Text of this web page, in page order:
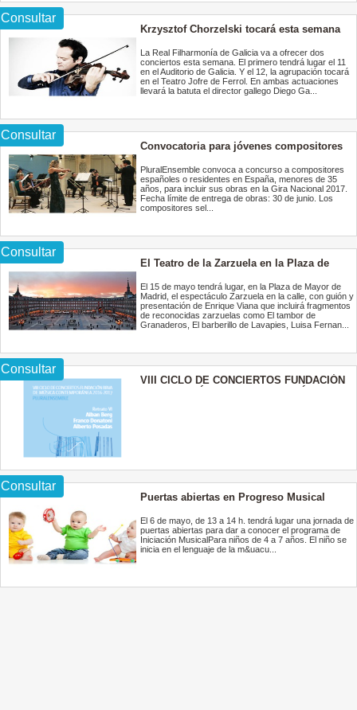
Consultar
Krzysztof Chorzelski tocará esta semana
La Real Filharmonía de Galicia va a ofrecer dos
conciertos esta semana. El primero tendrá lugar el 11
en el Auditorio de Galicia. Y el 12, la agrupación tocará
en el Teatro Jofre de Ferrol. En ambas actuaciones
llevará la batuta el director gallego Diego Ga...
Consultar
Convocatoria para jóvenes compositores
PluralEnsemble convoca a concurso a compositores
españoles o residentes en España, menores de 35
años, para incluir sus obras en la Gira Nacional 2017.
Fecha límite de entrega de obras: 30 de junio. Los
compositores sel...
Consultar
El Teatro de la Zarzuela en la Plaza de
El 15 de mayo tendrá lugar, en la Plaza de Mayor de
Madrid, el espectáculo Zarzuela en la calle, con guión y
presentación de Enrique Viana que incluirá fragmentos
de reconocidas zarzuelas como El tambor de
Granaderos, El barberillo de Lavapies, Luisa Fernan...
Consultar
VIII CICLO DE CONCIERTOS FUNDACIÓN
Consultar
Puertas abiertas en Progreso Musical
El 6 de mayo, de 13 a 14 h. tendrá lugar una jornada de
puertas abiertas para dar a conocer el programa de
Iniciación MusicalPara niños de 4 a 7 años. El niño se
inicia en el lenguaje de la m&uacu...